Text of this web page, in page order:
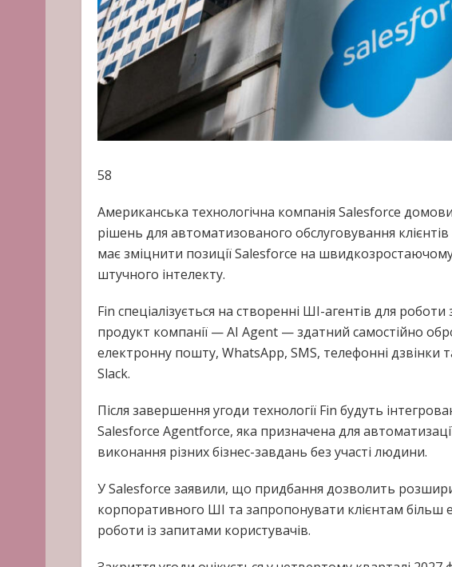
58
Американська технологічна компанія Salesforce
рішень для автоматизованого обслуговування
має зміцнити позиції Salesforce на
штучного інтелекту.
Fin спеціалізується на створенні ШІ-агентів для
продукт компанії — AI Agent — здатний самостійно
електронну пошту, WhatsApp, SMS, телефонні
Slack.
Після завершення угоди технології Fin будуть
Salesforce Agentforce, яка призначена для автоматизації
виконання різних бізнес-завдань без участі людини.
У Salesforce заявили, що придбання дозволить
корпоративного ШІ та запропонувати клієнтам більш
роботи із запитами користувачів.